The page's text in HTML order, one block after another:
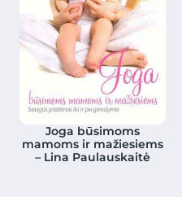
Joga būsimoms
mamoms ir mažiesiems
– Lina Paulauskaitė